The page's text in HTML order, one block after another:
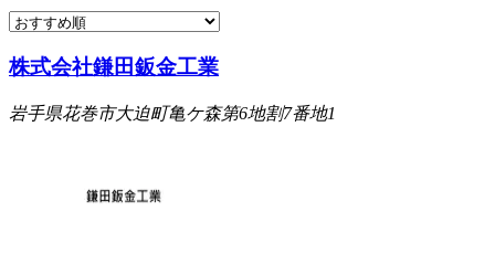
株式会社鎌田鈑金工業
岩手県花巻市大迫町亀ケ森第6地割7番地1